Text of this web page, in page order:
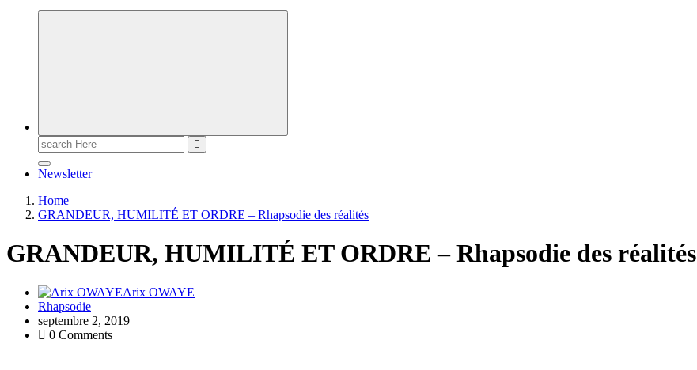
Newsletter
Home
GRANDEUR, HUMILITÉ ET ORDRE – Rhapsodie des réalités
GRANDEUR, HUMILITÉ ET ORDRE – Rhapsodie des réalités
Arix OWAYE
Rhapsodie
septembre 2, 2019
0 Comments